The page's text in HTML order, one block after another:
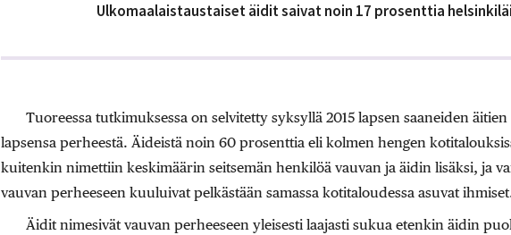
Ulkomaalaistaustaiset äidit saivat noin 17 prosenttia
Tuoreessa tutkimuksessa on selvitetty syksyllä 2015 lapsen saaneiden
lapsensa perheestä. Äideistä noin 60 prosenttia eli kolmen hengen
kuitenkin nimettiin keskimäärin seitsemän henkilöä vauvan ja äidin lisäksi, ja
vauvan perheeseen kuuluivat pelkästään samassa kotitaloudessa asuvat
Äidit nimesivät vauvan perheeseen yleisesti laajasti sukua etenkin äidin